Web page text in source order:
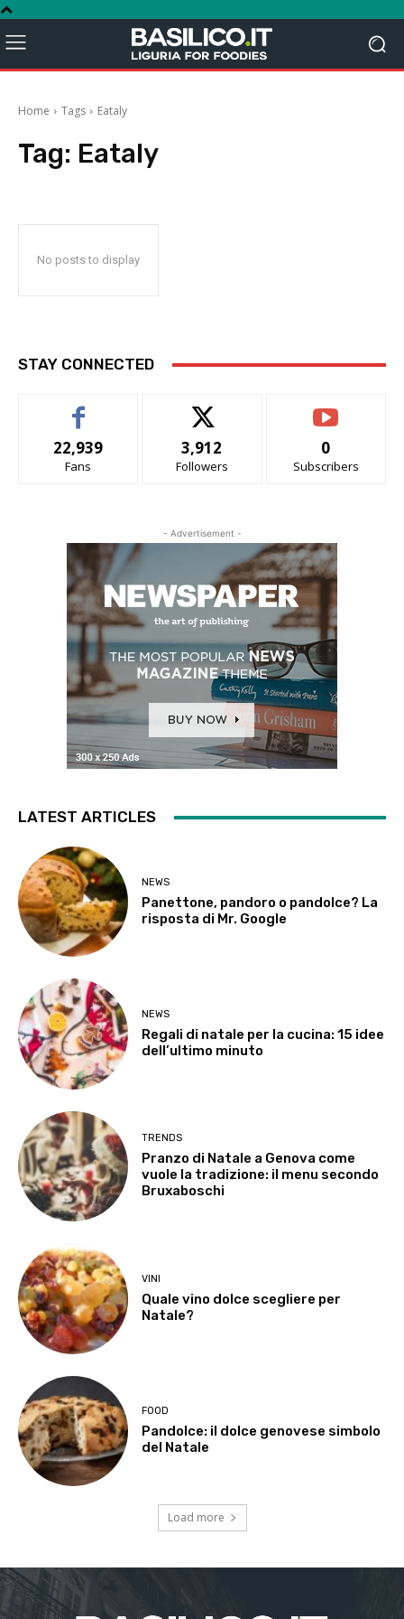
Home Tags Eataly
Tag: Eataly
No posts to display
STAY CONNECTED
22,939
Fans
3,912
Followers
0
Subscribers
- Advertisement -
LATEST ARTICLES
NEWS
Panettone, pandoro o pandolce? La
risposta di Mr. Google
NEWS
Regali di natale per la cucina: 15 idee
dell’ultimo minuto
TRENDS
Pranzo di Natale a Genova come
vuole la tradizione: il menu secondo
Bruxaboschi
VINI
Quale vino dolce scegliere per
Natale?
FOOD
Pandolce: il dolce genovese simbolo
del Natale
Load more